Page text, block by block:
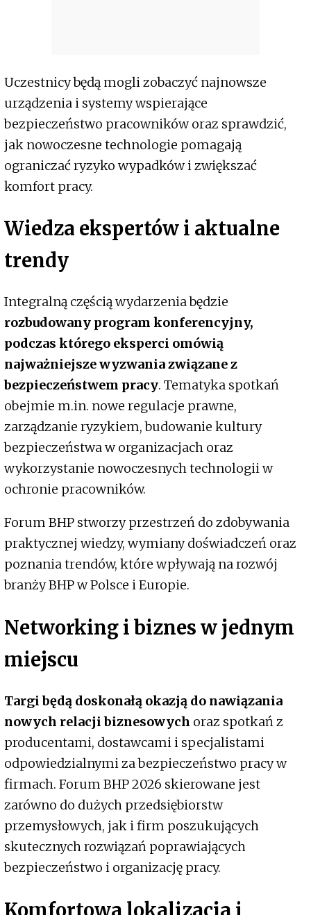
Uczestnicy będą mogli zobaczyć najnowsze
urządzenia i systemy wspierające
bezpieczeństwo pracowników oraz sprawdzić,
jak nowoczesne technologie pomagają
ograniczać ryzyko wypadków i zwiększać
komfort pracy.
Wiedza ekspertów i aktualne
trendy
Integralną częścią wydarzenia będzie
rozbudowany program konferencyjny,
podczas którego eksperci omówią
najważniejsze wyzwania związane z
bezpieczeństwem pracy. Tematyka spotkań
obejmie m.in. nowe regulacje prawne,
zarządzanie ryzykiem, budowanie kultury
bezpieczeństwa w organizacjach oraz
wykorzystanie nowoczesnych technologii w
ochronie pracowników.
Forum BHP stworzy przestrzeń do zdobywania
praktycznej wiedzy, wymiany doświadczeń oraz
poznania trendów, które wpływają na rozwój
branży BHP w Polsce i Europie.
Networking i biznes w jednym
miejscu
Targi będą doskonałą okazją do nawiązania
nowych relacji biznesowych oraz spotkań z
producentami, dostawcami i specjalistami
odpowiedzialnymi za bezpieczeństwo pracy w
firmach. Forum BHP 2026 skierowane jest
zarówno do dużych przedsiębiorstw
przemysłowych, jak i firm poszukujących
skutecznych rozwiązań poprawiających
bezpieczeństwo i organizację pracy.
Komfortowa lokalizacja i